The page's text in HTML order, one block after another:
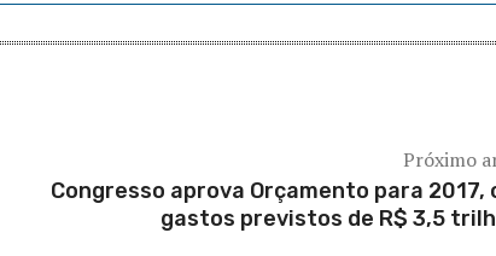
Próximo
Congresso aprova Orçamento para 2017,
gastos previstos de R$ 3,5